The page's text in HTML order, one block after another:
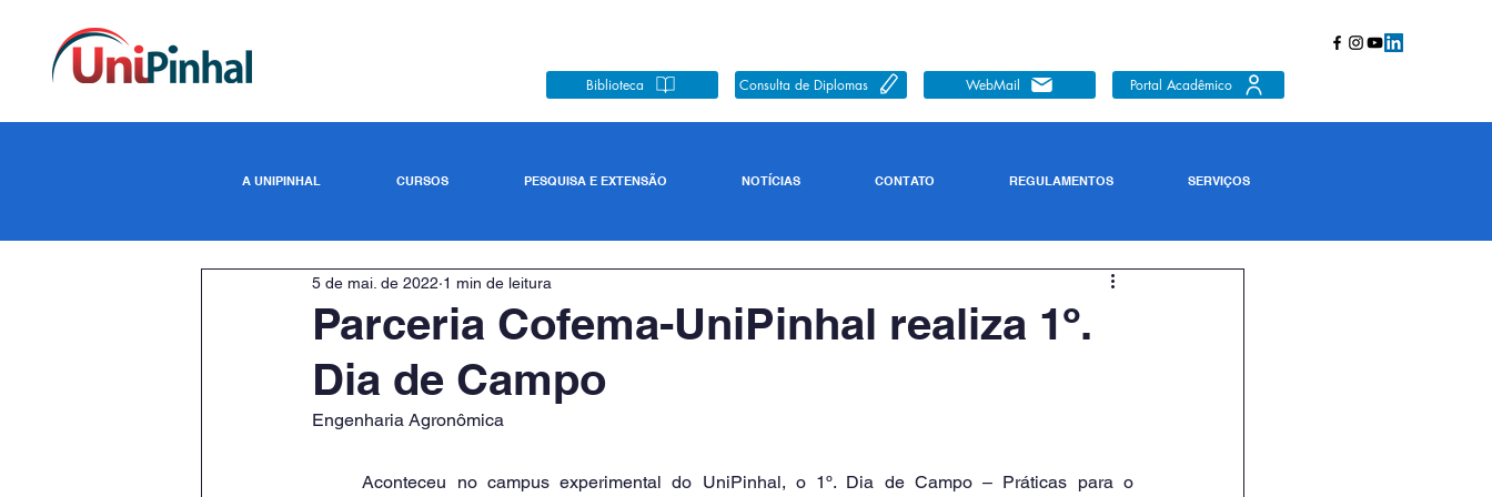
Biblioteca Consulta de Diplomas WebMail Portal Acadêmico
A UNIPINHAL CURSOS PESQUISA E EXTENSÃO NOTÍCIAS CONTATO REGULAMENTOS SERVIÇOS
Parceria Cofema-UniPinhal realiza 1º.
Dia de Campo
5 de mai. de 2022 1 min de leitura
Engenharia Agronômica
	Aconteceu no campus experimental do UniPinhal, o 1º. Dia de Campo – Práticas para o